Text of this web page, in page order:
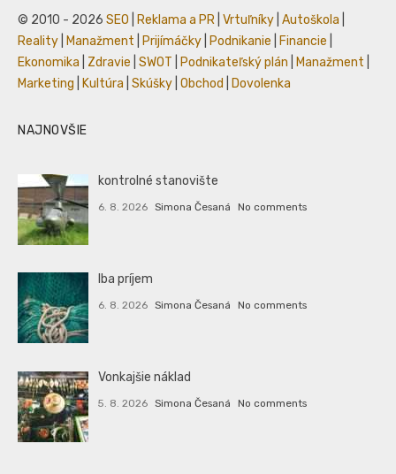
© 2010 - 2026 SEO Reklama a PR Vrtuľníky Autoškola
Reality
Manažment Prijímáčky Podnikanie Financie
Ekonomika
Zdravie SWOT Podnikateľský plán Manažment
Marketing
Kultúra Skúšky Obchod Dovolenka
NAJNOVŠIE
kontrolné stanovište
6. 8. 2026 Simona Česaná No comments
Iba príjem
6. 8. 2026 Simona Česaná No comments
Vonkajšie náklad
5. 8. 2026 Simona Česaná No comments